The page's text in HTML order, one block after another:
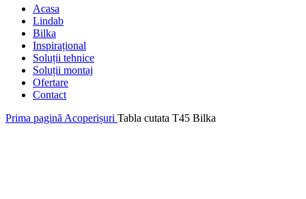
Acasa
Lindab
Bilka
Inspirațional
Soluții tehnice
Soluții montaj
Ofertare
Contact
Prima pagină Acoperișuri Tabla cutata T45 Bilka